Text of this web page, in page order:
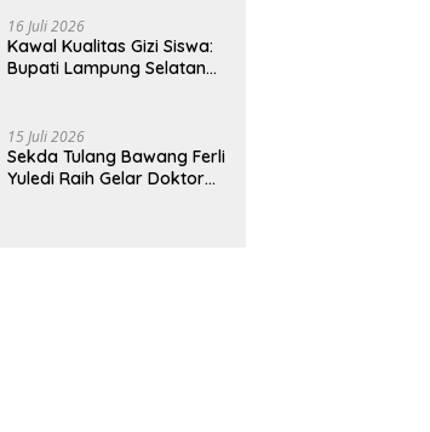
Terintegrasi Pertama di
Lampung
16 Juli 2026
Kawal Kualitas Gizi Siswa:
Bupati Lampung Selatan
Bergizi Gratis di Natar
15 Juli 2026
Sekda Tulang Bawang Ferli
Yuledi Raih Gelar Doktor